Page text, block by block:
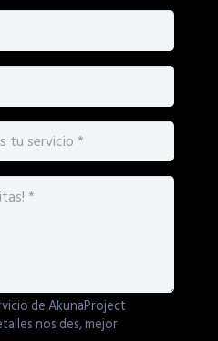
de AkunaProject
nos des, mejor